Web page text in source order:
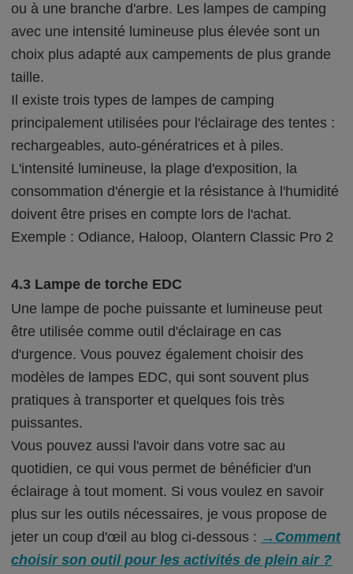
ou à une branche d'arbre. Les lampes de camping
avec une intensité lumineuse plus élevée sont un
choix plus adapté aux campements de plus grande
taille.
Il existe trois types de lampes de camping
principalement utilisées pour l'éclairage des tentes :
rechargeables, auto-génératrices et à piles.
L'intensité lumineuse, la plage d'exposition, la
consommation d'énergie et la résistance à l'humidité
doivent être prises en compte lors de l'achat.
Exemple : Odiance, Haloop, Olantern Classic Pro 2
4.3 Lampe de torche EDC
Une lampe de poche puissante et lumineuse peut
être utilisée comme outil d'éclairage en cas
d'urgence. Vous pouvez également choisir des
modèles de lampes EDC, qui sont souvent plus
pratiques à transporter et quelques fois très
puissantes.
Vous pouvez aussi l'avoir dans votre sac au
quotidien, ce qui vous permet de bénéficier d'un
éclairage à tout moment. Si vous voulez en savoir
plus sur les outils nécessaires, je vous propose de
jeter un coup d'œil au blog ci-dessous : →Comment
choisir son outil pour les activités de plein air ?